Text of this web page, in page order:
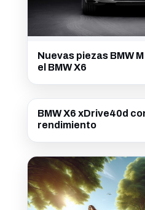
Nuevas piezas BMW
el BMW X6
BMW X6 xDrive40d
rendimiento